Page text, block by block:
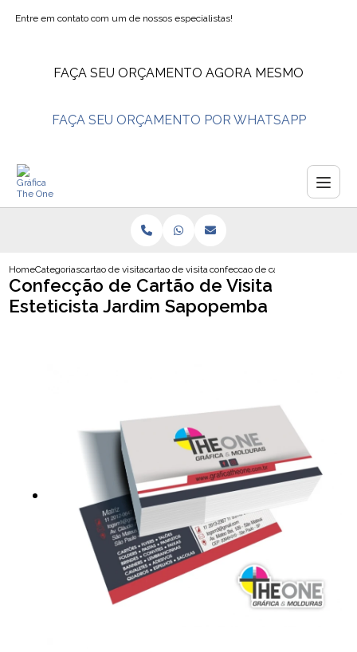
Entre em contato com um de nossos especialistas!
FAÇA SEU ORÇAMENTO AGORA MESMO
FAÇA SEU ORÇAMENTO POR WHATSAPP
HomeCategoriascartao de visitacartao de visita advogadoconfeccao de cartao de visita
Confecção de Cartão de Visita
Esteticista Jardim Sapopemba